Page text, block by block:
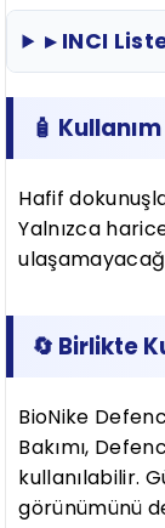
▸ INCI
🧴 Kullanım
Hafif
Yalnızca
🔄 Birlikte
BioNike
Bakımı,
kullanılabilir.
görünümünü